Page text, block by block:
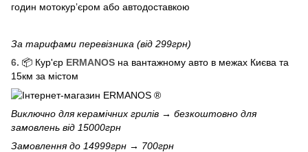
годин мотокурʼєром або автодоставкою
За тарифами перевізника (від 299грн)
6. 📦 Кур'єр ERMANOS на вантажному авто в межах Києва та
15км за містом
Виключно длякерамічних грилів → безкоштовно для
замовлень від 15000грн
Замовлення до 14999грн → 700грн